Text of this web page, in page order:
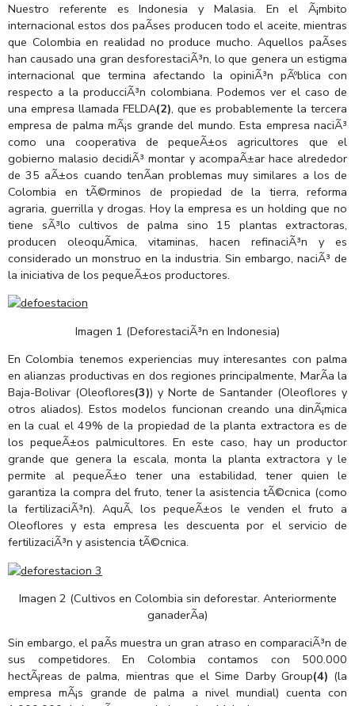
Nuestro referente es Indonesia y Malasia. En el Ã¡mbito
internacional estos dos paÃ­ses producen todo el aceite, mientras
que Colombia en realidad no produce mucho. Aquellos paÃ­ses
han causado una gran desforestaciÃ³n, lo que genera un estigma
internacional que termina afectando la opiniÃ³n pÃºblica con
respecto a la producciÃ³n colombiana. Podemos ver el caso de
una empresa llamada FELDA(2), que es probablemente la tercera
empresa de palma mÃ¡s grande del mundo. Esta empresa naciÃ³
como una cooperativa de pequeÃ±os agricultores que el
gobierno malasio decidiÃ³ montar y acompaÃ±ar hace alrededor
de 35 aÃ±os cuando tenÃ­an problemas muy similares a los de
Colombia en tÃ©rminos de propiedad de la tierra, reforma
agraria, guerrilla y drogas. Hoy la empresa es un holding que no
tiene sÃ³lo cultivos de palma sino 15 plantas extractoras,
producen oleoquÃ­mica, vitaminas, hacen refinaciÃ³n y es
considerado un monstruo en la industria. Sin embargo, naciÃ³ de
la iniciativa de los pequeÃ±os productores.
Imagen 1 (DeforestaciÃ³n en Indonesia)
En Colombia tenemos experiencias muy interesantes con palma
en alianzas productivas en dos regiones principalmente, MarÃ­a la
Baja-Bolivar (Oleoflores(3)) y Norte de Santander (Oleoflores y
otros aliados). Estos modelos funcionan creando una dinÃ¡mica
en la cual el 49% de la propiedad de la planta extractora es de
los pequeÃ±os palmicultores. En este caso, hay un productor
grande que genera la escala, monta la planta extractora y le
permite al pequeÃ±o tener una estabilidad, tener quien le
garantiza la compra del fruto, tener la asistencia tÃ©cnica (como
la fertilizaciÃ³n). AquÃ­, los pequeÃ±os le venden el fruto a
Oleoflores y esta empresa les descuenta por el servicio de
fertilizaciÃ³n y asistencia tÃ©cnica.
Imagen 2 (Cultivos en Colombia sin deforestar. Anteriormente
ganaderÃ­a)
Sin embargo, el paÃ­s muestra un gran atraso en comparaciÃ³n de
sus competidores. En Colombia contamos con 500.000
hectÃ¡reas de palma, mientras que el Sime Darby Group(4) (la
empresa mÃ¡s grande de palma a nivel mundial) cuenta con